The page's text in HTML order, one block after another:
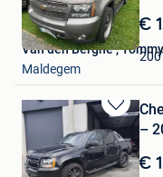
in
Mijn
Favorieten
€
Van den Berghe , Tommy
Maldegem
Bewaren
in
Mijn
Favorieten
–
€